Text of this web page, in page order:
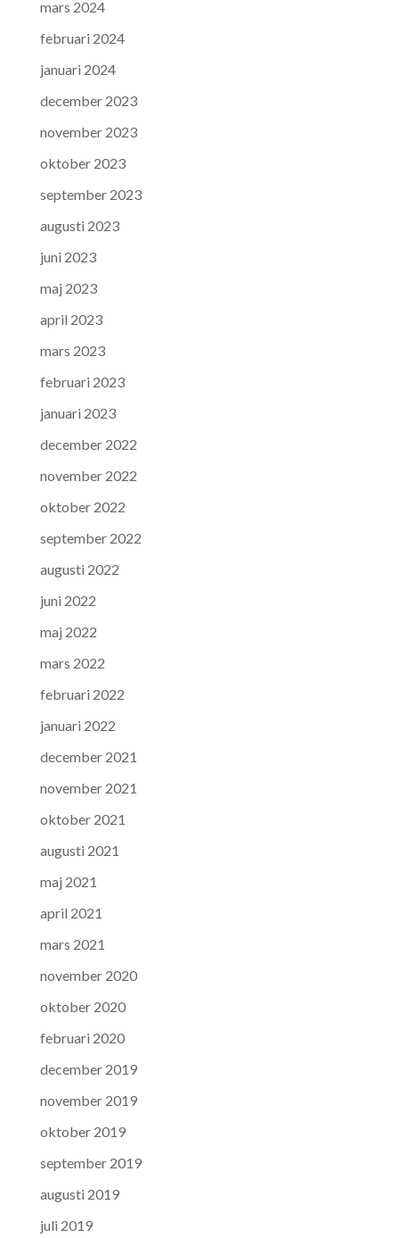
mars 2024
februari 2024
januari 2024
december 2023
november 2023
oktober 2023
september 2023
augusti 2023
juni 2023
maj 2023
april 2023
mars 2023
februari 2023
januari 2023
december 2022
november 2022
oktober 2022
september 2022
augusti 2022
juni 2022
maj 2022
mars 2022
februari 2022
januari 2022
december 2021
november 2021
oktober 2021
augusti 2021
maj 2021
april 2021
mars 2021
november 2020
oktober 2020
februari 2020
december 2019
november 2019
oktober 2019
september 2019
augusti 2019
juli 2019